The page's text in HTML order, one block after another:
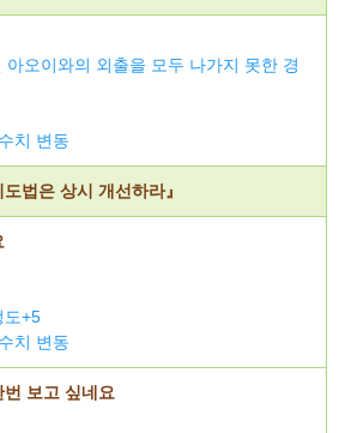
오이와의 외출을 모두 나가지 못한 경
치 변동
법은 상시 개선하라』
도+5
치 변동
번 보고 싶네요